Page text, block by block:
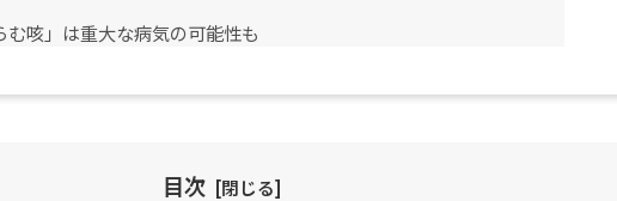
む咳」は重大な病気の可能性も
目次